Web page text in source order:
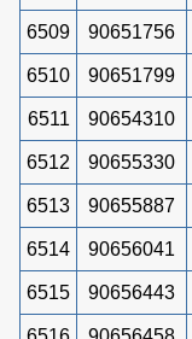
6509 90651756
6510 90651799
6511 90654310
6512 90655330
6513 90655887
6514 90656041
6515 90656443